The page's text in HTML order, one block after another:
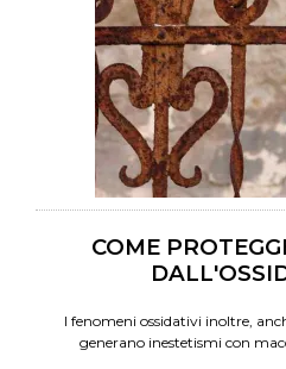
COME
I fenomeni ossidativi inoltre,
generano inestetismi con